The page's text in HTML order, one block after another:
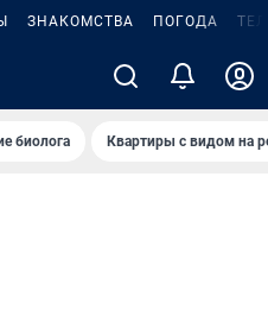
ЗНАКОМСТВА ПОГОДА
биолога Квартиры с видом на